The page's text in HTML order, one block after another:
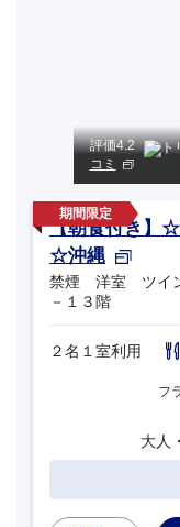
評価4.2
コミ
【朝食付き】
☆沖縄
禁煙 洋室 ツイ
－１３階
２名１室利用
フ
大人